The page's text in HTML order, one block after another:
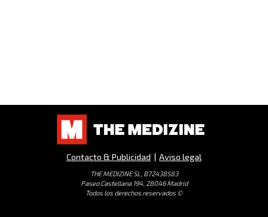
Contacto & Publicidad | Aviso legal
THE MEDIZINE SL, B72438583
Paseo Castellana 194, 28046 Madrid
Todos los derechos reservados ©